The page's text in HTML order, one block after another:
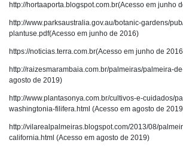
http://hortaaporta.blogspot.com.br(Acesso em junho
http://www.parksaustralia.gov.au/botanic-gardens/
plantuse.pdf(Acesso em junho de 2016)
https://noticias.terra.com.br(Acesso em junho de
http://raizesmarambaia.com.br/palmeiras/palmeira-
agosto de 2019)
http://www.plantasonya.com.br/cultivos-e-cuidados/
washingtonia-filifera.html (Acesso em agosto de
http://vilarealpalmeiras.blogspot.com/2013/08/
california.html (Acesso em agosto de 2019)